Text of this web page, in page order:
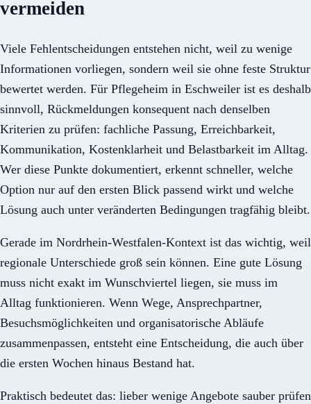
vermeiden
Viele Fehlentscheidungen entstehen nicht, weil zu wenige
Informationen vorliegen, sondern weil sie ohne feste Struktur
bewertet werden. Für Pflegeheim in Eschweiler ist es deshalb
sinnvoll, Rückmeldungen konsequent nach denselben
Kriterien zu prüfen: fachliche Passung, Erreichbarkeit,
Kommunikation, Kostenklarheit und Belastbarkeit im Alltag.
Wer diese Punkte dokumentiert, erkennt schneller, welche
Option nur auf den ersten Blick passend wirkt und welche
Lösung auch unter veränderten Bedingungen tragfähig bleibt.
Gerade im Nordrhein-Westfalen-Kontext ist das wichtig, weil
regionale Unterschiede groß sein können. Eine gute Lösung
muss nicht exakt im Wunschviertel liegen, sie muss im
Alltag funktionieren. Wenn Wege, Ansprechpartner,
Besuchsmöglichkeiten und organisatorische Abläufe
zusammenpassen, entsteht eine Entscheidung, die auch über
die ersten Wochen hinaus Bestand hat.
Praktisch bedeutet das: lieber wenige Angebote sauber prüfen